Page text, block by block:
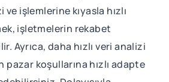
işlemlerine kıyasla hızlı
işletmelerin rekabet
Ayrıca, daha hızlı veri analizi
pazar koşullarına hızlı adapte